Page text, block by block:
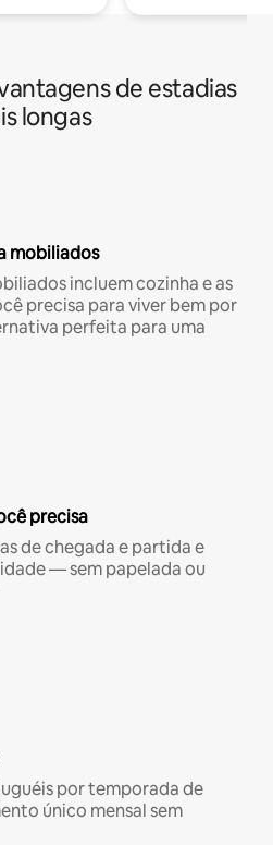
de estadias
longas
mobiliados
incluem cozinha e as
precisa para viver bem por
perfeita para uma
precisa
de chegada e partida e
— sem papelada ou
por temporada de
único mensal sem